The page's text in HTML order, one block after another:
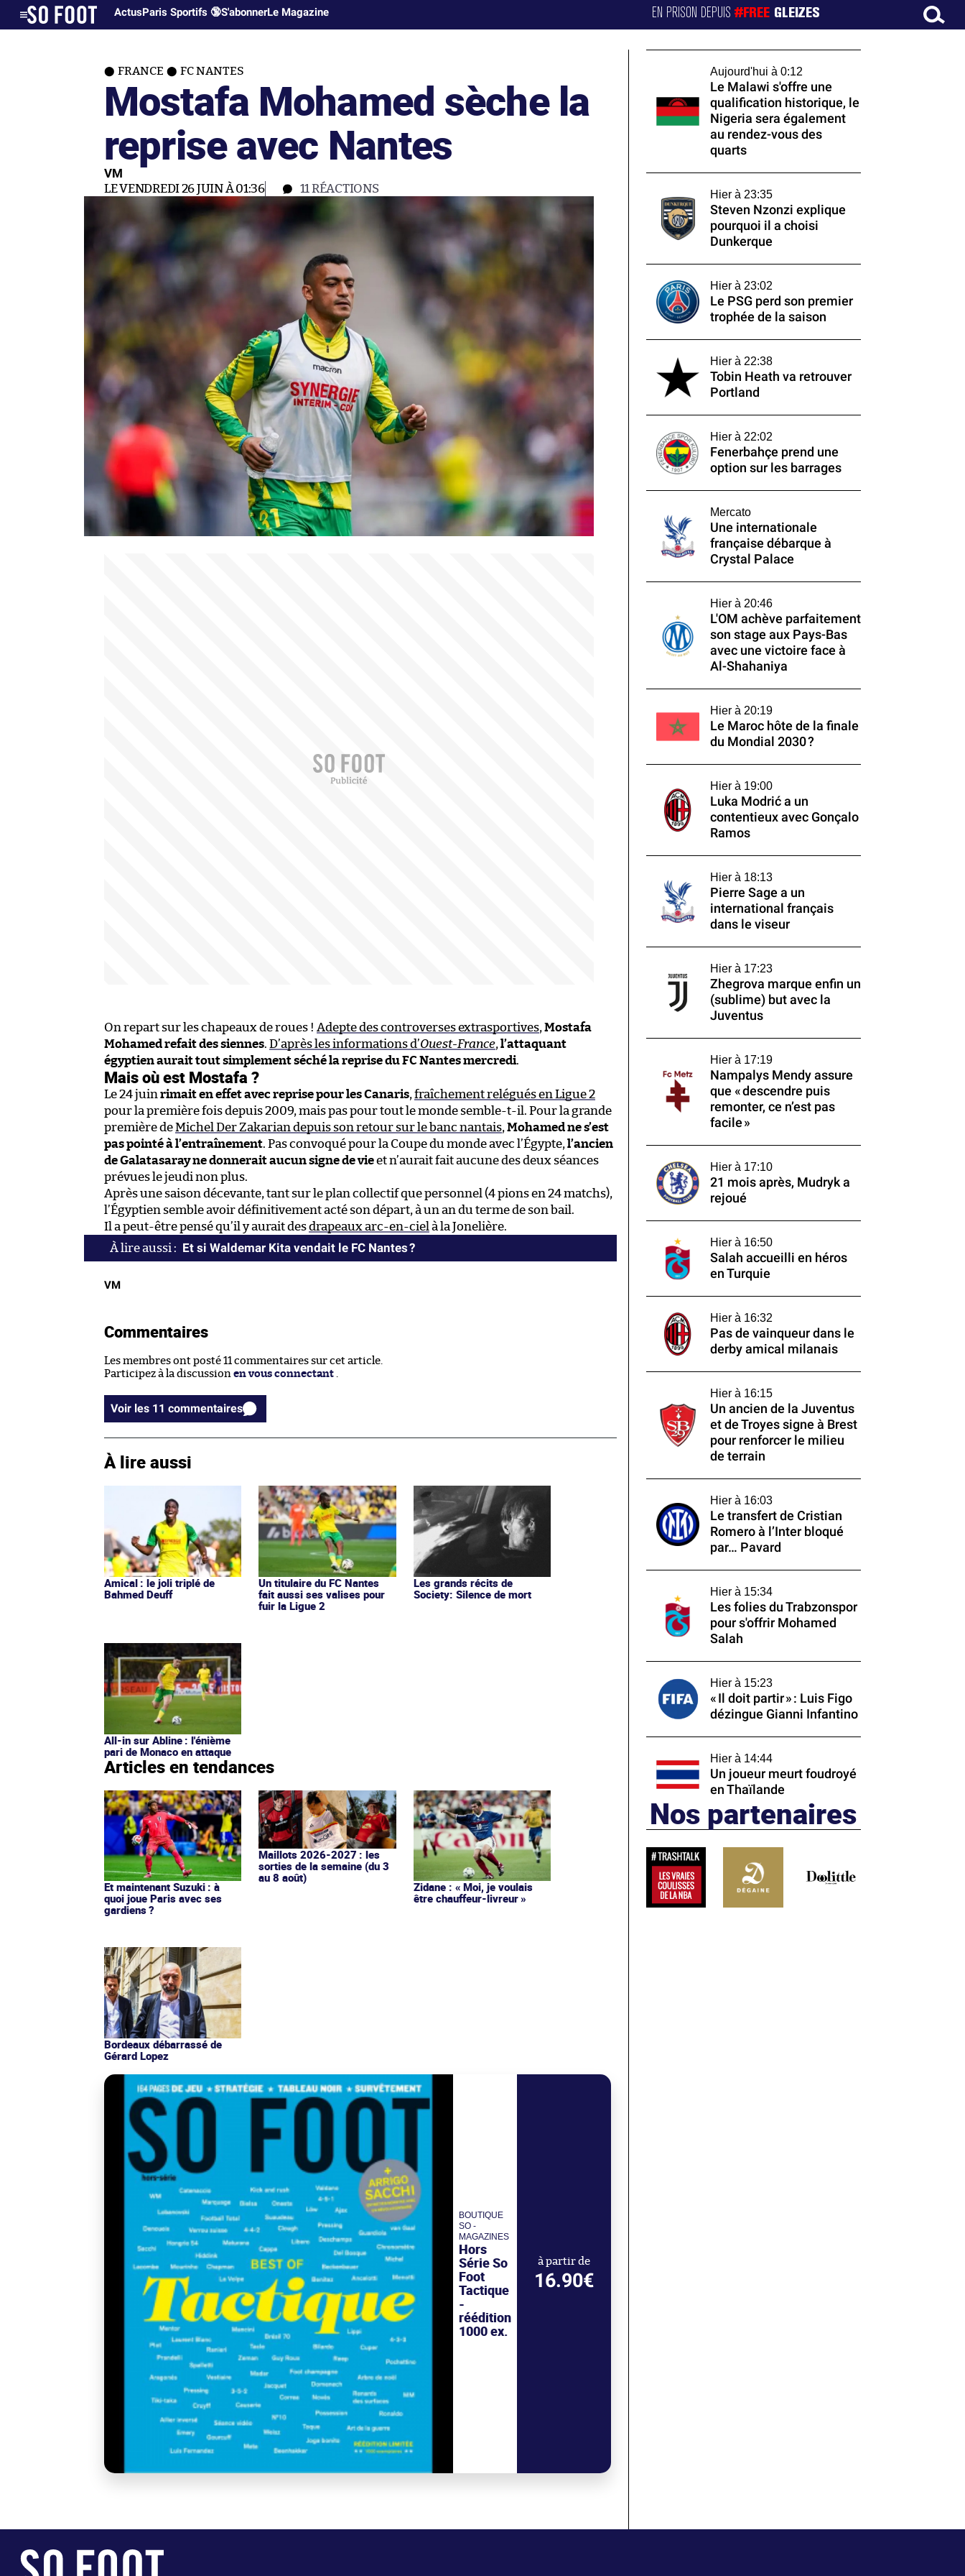
ActusParis Sportifs 🔞S'abonnerLe Magazine EN PRISON DEPUIS#FREE GLEIZES
FRANCE FC NANTES
Mostafa Mohamed sèche la
reprise avec Nantes
VM
LE VENDREDI 26 JUIN À 01:36 11 RÉACTIONS
On repart sur les chapeaux de roues ! Adepte des controverses extrasportives, Mostafa
Mohamed refait des siennes. D’après les informations d’Ouest-France, l’attaquant
égyptien aurait tout simplement séché la reprise du FC Nantes mercredi.
Mais où est Mostafa ?
Le 24 juin rimait en effet avec reprise pour les Canaris, fraîchement relégués en Ligue 2
pour la première fois depuis 2009, mais pas pour tout le monde semble-t-il. Pour la grande
première deMichel Der Zakarian depuis son retour sur le banc nantais, Mohamed ne s’est
pas pointé à l’entraînement. Pas convoqué pour la Coupe du monde avec l’Égypte, l’ancien
de Galatasaray ne donnerait aucun signe de vieet n’aurait fait aucune des deux séances
prévues le jeudi non plus.
Après une saison décevante, tant sur le plan collectif que personnel (4 pions en 24 matchs),
l’Égyptien semble avoir définitivement acté son départ, à un an du terme de son bail.
Il a peut-être pensé qu’il y aurait desdrapeaux arc-en-ciel à la Jonelière.
Et si Waldemar Kita vendait le FC Nantes ?
VM
Commentaires
Les membres ont posté 11 commentaires sur cet article.
Participez à la discussion en vous connectant
Voir les 11 commentaires
À lire aussi
Amical : le joli triplé de
Bahmed Deuff
Un titulaire du FC Nantes
fait aussi ses valises pour
fuir la Ligue 2
Les grands récits de
Society: Silence de mort
All-in sur Abline : l'énième
pari de Monaco en attaque
Articles en tendances
Et maintenant Suzuki : à
quoi joue Paris avec ses
gardiens ?
Maillots 2026-2027 : les
sorties de la semaine (du 3
au 8 août)
Zidane : « Moi, je voulais
être chauffeur-livreur »
Bordeaux débarrassé de
Gérard Lopez
BOUTIQUE
SO -
MAGAZINES
Hors
Série So
Foot
Tactique
-
réédition
1000 ex.
à partir de
16.90€
Aujourd'hui à 0:12
Le Malawi s'offre une
qualification historique, le
Nigeria sera également
au rendez-vous des
quarts
Hier à 23:35
Steven Nzonzi explique
pourquoi il a choisi
Dunkerque
Hier à 23:02
Le PSG perd son premier
trophée de la saison
Hier à 22:38
Tobin Heath va retrouver
Portland
Hier à 22:02
Fenerbahçe prend une
option sur les barrages
Mercato
Une internationale
française débarque à
Crystal Palace
Hier à 20:46
L'OM achève parfaitement
son stage aux Pays-Bas
avec une victoire face à
Al-Shahaniya
Hier à 20:19
Le Maroc hôte de la finale
du Mondial 2030 ?
Hier à 19:00
Luka Modrić a un
contentieux avec Gonçalo
Ramos
Hier à 18:13
Pierre Sage a un
international français
dans le viseur
Hier à 17:23
Zhegrova marque enfin un
(sublime) but avec la
Juventus
Hier à 17:19
Nampalys Mendy assure
que « descendre puis
remonter, ce n’est pas
facile »
Hier à 17:10
21 mois après, Mudryk a
rejoué
Hier à 16:50
Salah accueilli en héros
en Turquie
Hier à 16:32
Pas de vainqueur dans le
derby amical milanais
Hier à 16:15
Un ancien de la Juventus
et de Troyes signe à Brest
pour renforcer le milieu
de terrain
Hier à 16:03
Le transfert de Cristian
Romero à l’Inter bloqué
par… Pavard
Hier à 15:34
Les folies du Trabzonspor
pour s'offrir Mohamed
Salah
Hier à 15:23
« Il doit partir » : Luis Figo
dézingue Gianni Infantino
Hier à 14:44
Un joueur meurt foudroyé
en Thaïlande
Nos partenaires